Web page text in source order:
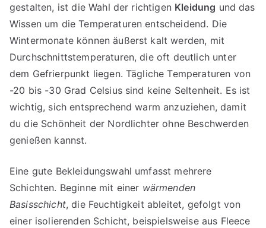
gestalten, ist die Wahl der richtigen Kleidung und das
Wissen um die Temperaturen entscheidend. Die
Wintermonate können äußerst kalt werden, mit
Durchschnittstemperaturen, die oft deutlich unter
dem Gefrierpunkt liegen. Tägliche Temperaturen von
-20 bis -30 Grad Celsius sind keine Seltenheit. Es ist
wichtig, sich entsprechend warm anzuziehen, damit
du die Schönheit der Nordlichter ohne Beschwerden
genießen kannst.
Eine gute Bekleidungswahl umfasst mehrere
Schichten. Beginne mit einer wärmenden
Basisschicht, die Feuchtigkeit ableitet, gefolgt von
einer isolierenden Schicht, beispielsweise aus Fleece